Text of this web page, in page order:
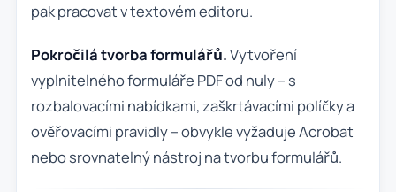
pak pracovat v textovém editoru.
Pokročilá tvorba formulářů.Vytvoření
vyplnitelného formuláře PDF od nuly – s
rozbalovacími nabídkami, zaškrtávacími políčky a
ověřovacími pravidly – obvykle vyžaduje Acrobat
nebo srovnatelný nástroj na tvorbu formulářů.